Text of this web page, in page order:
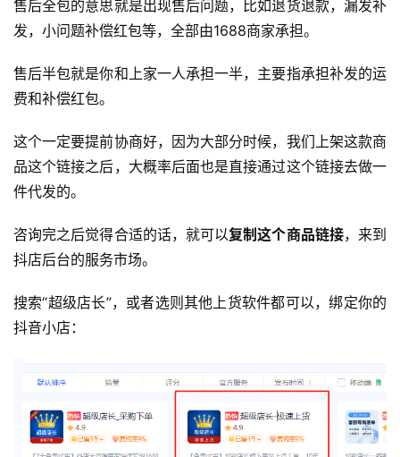
售后全包的意思就是出现售后问题，比如退货退款，漏发补
发，小问题补偿红包等，全部由1688商家承担。
售后半包就是你和上家一人承担一半，主要指承担补发的运
费和补偿红包。
这个一定要提前协商好，因为大部分时候，我们上架这款商
品这个链接之后，大概率后面也是直接通过这个链接去做一
件代发的。
咨询完之后觉得合适的话，就可以复制这个商品链接，来到
抖店后台的服务市场。
搜索“超级店长”，或者选则其他上货软件都可以，绑定你的
抖音小店：